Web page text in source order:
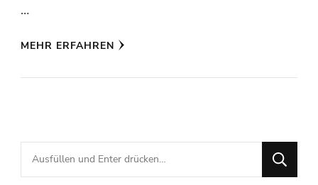
…
MEHR ERFAHREN
Suchst
du